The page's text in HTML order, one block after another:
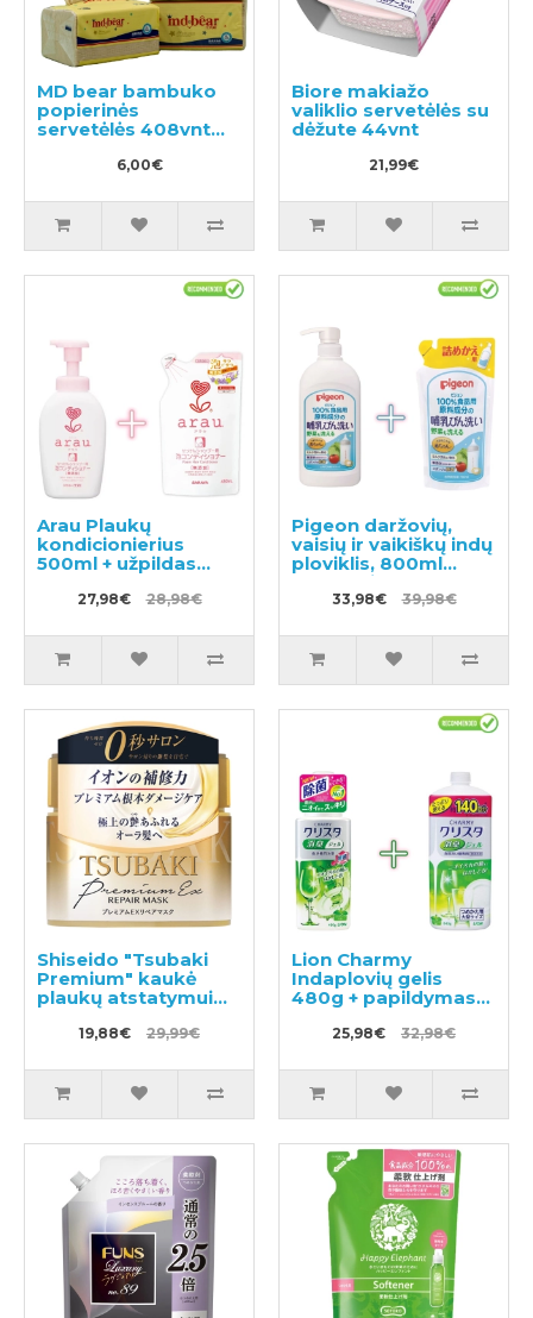
MD bear bambuko
popierinės
servetėlės 408vnt
6,00€
Biore makiažo
valiklio servetėlės su
dėžute 44vnt
21,99€
Arau Plaukų
kondicionierius
500ml + užpildas
27,98€ 28,98€
Pigeon daržovių,
vaisių ir vaikiškų indų
ploviklis, 800ml
dozatorius +
papildymas 700ml
33,98€ 39,98€
Shiseido "Tsubaki
Premium" kaukė
plaukų atstatymui
19,88€ 29,99€
Lion Charmy
Indaplovių gelis
480g + papildymas
25,98€ 32,98€